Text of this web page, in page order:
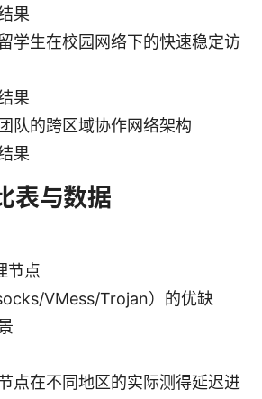
果
学生在校园网络下的快速稳定访
果
队的跨区域协作网络架构
果
表与数据
节点
VMess/Trojan）的优缺
点在不同地区的实际测得延迟进